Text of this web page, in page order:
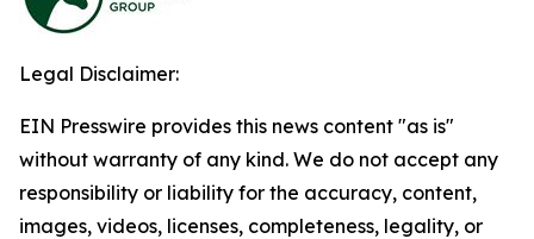
Legal Disclaimer:
EIN Presswire provides this news content "as is"
without warranty of any kind. We do not accept any
responsibility or liability for the accuracy, content,
images, videos, licenses, completeness, legality, or